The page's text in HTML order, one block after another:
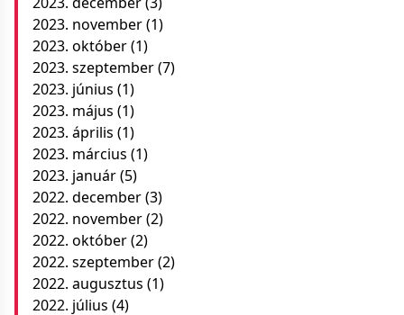
2023. november(1)
2023. október(1)
2023. szeptember(7)
2023. június (1)
2023. május (1)
2023. április (1)
2023. március (1)
2023. január(5)
2022. december(3)
2022. november(2)
2022. október(2)
2022. szeptember(2)
2022. augusztus (1)
2022. július (4)